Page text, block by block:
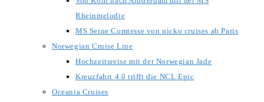
Rheinmelodie
MS Seine Comtesse von nicko cruises ab Paris
Norwegian Cruise Line
Hochzeitsreise mit der Norwegian Jade
Kreuzfahrt 4.0 trifft die NCL Epic
Oceania Cruises